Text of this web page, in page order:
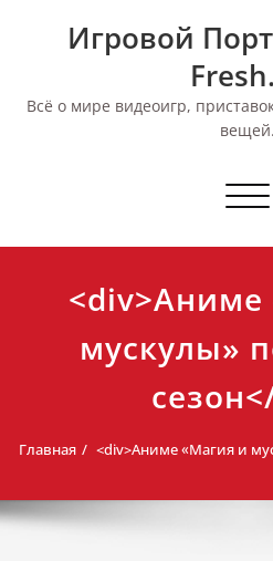
Игровой
Всё о мире видеоигр,
вещей.
<div>Аниме
мускулы»
Главная <div>Аниме «Магия и